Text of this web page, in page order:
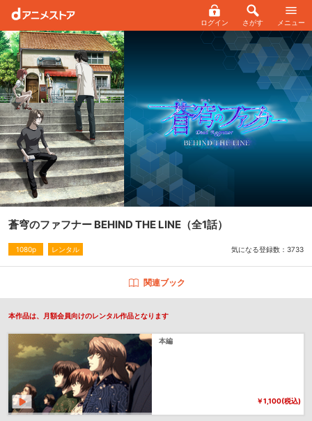
ログイン さがす メニュー
蒼穹のファフナー BEHIND THE LINE （全1話）
1080p レンタル 気になる登録数： 3733
関連ブック
本作品は、月額会員向けのレンタル作品となります
本編
￥1,100(税込)